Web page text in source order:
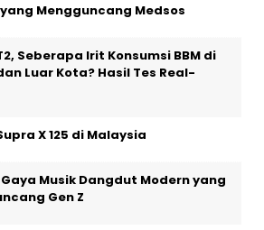
Mengguncang Medsos
Seberapa Irit Konsumsi BBM di
Luar Kota? Hasil Tes Real-
X 125 di Malaysia
Musik Dangdut Modern yang
Gen Z